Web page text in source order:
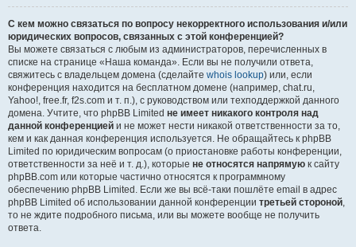
С кем можно связаться по вопросу некорректного использования и/или
юридических вопросов, связанных с этой конференцией?
Вы можете связаться с любым из администраторов, перечисленных в
списке на странице «Наша команда». Если вы не получили ответа,
свяжитесь с владельцем домена (сделайте whois lookup) или, если
конференция находится на бесплатном домене (например, chat.ru,
Yahoo!, free.fr, f2s.com и т. п.), с руководством или техподдержкой данного
домена. Учтите, что phpBB Limited не имеет никакого контроля над
данной конференцией и не может нести никакой ответственности за то,
кем и как данная конференция используется. Не обращайтесь к phpBB
Limited по юридическим вопросам (о приостановке работы конференции,
ответственности за неё и т. д.), которые не относятся напрямую к сайту
phpBB.com или которые частично относятся к программному
обеспечению phpBB Limited. Если же вы всё-таки пошлёте email в адрес
phpBB Limited об использовании данной конференции третьей стороной,
то не ждите подробного письма, или вы можете вообще не получить
ответа.